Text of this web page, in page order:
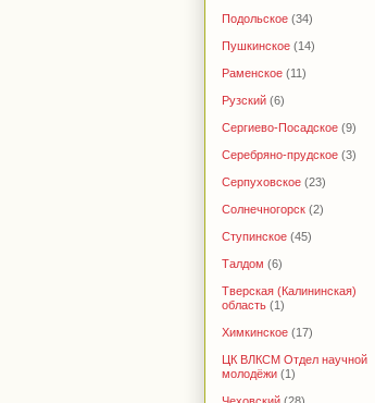
Подольское (34)
Пушкинское (14)
Раменское (11)
Рузский (6)
Сергиево-Посадское (9)
Серебряно-прудское (3)
Серпуховское (23)
Солнечногорск (2)
Ступинское (45)
Талдом (6)
Тверская (Калининская)
область (1)
Химкинское (17)
ЦК ВЛКСМ Отдел научной
молодёжи (1)